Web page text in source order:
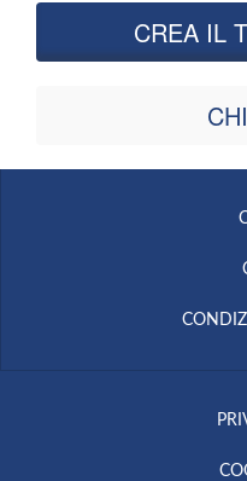
CREA IL